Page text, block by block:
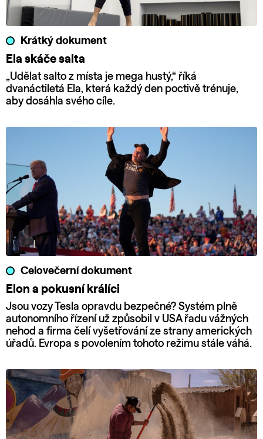
Krátký dokument
Ela skáče salta
„Udělat salto z místa je mega hustý,“ říká
dvanáctiletá Ela, která každý den poctivě trénuje,
aby dosáhla svého cíle.
Celovečerní dokument
Elon a pokusní králíci
Jsou vozy Tesla opravdu bezpečné? Systém plně
autonomního řízení už způsobil v USA řadu vážných
nehod a firma čelí vyšetřování ze strany amerických
úřadů. Evropa s povolením tohoto režimu stále váhá.